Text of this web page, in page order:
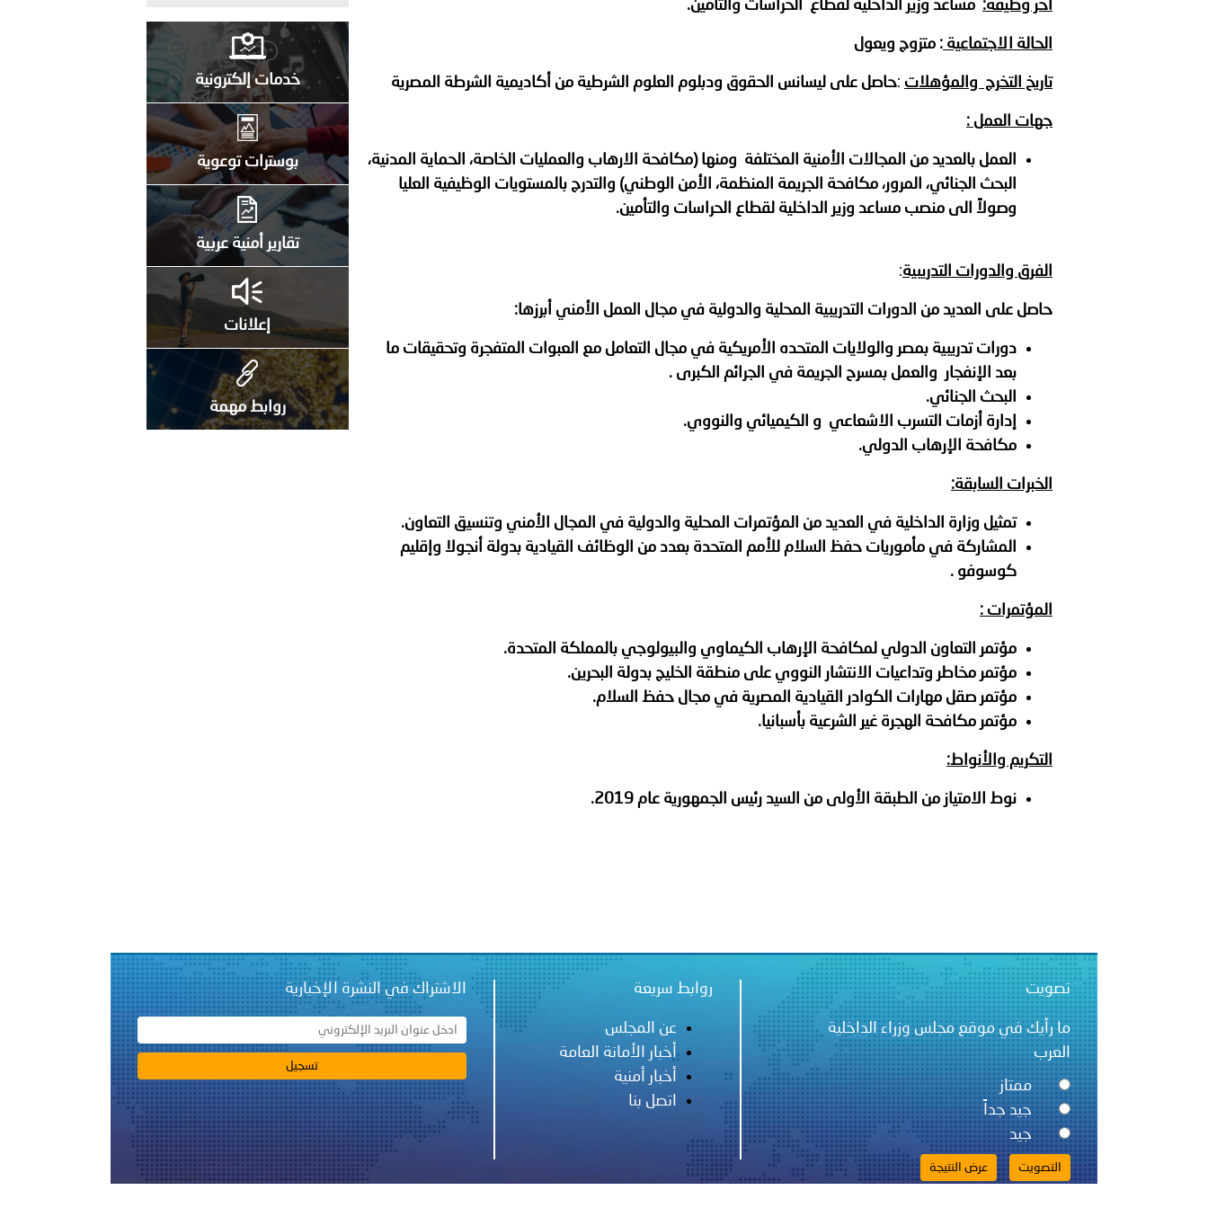
بيان صادر عن الأمانة العامة لمجلس وزراء الداخلية العرب بشأن الاستهداف الإيراني لسفينة إماراتية أخر وظيفة: مساعد وزير الداخلية لقطاع الحراسات والتأمين.
الحالة الاجتماعية : متزوج ويعول
تاريخ التخرج والمؤهلات :حاصل على ليسانس الحقوق ودبلوم العلوم الشرطية من أكاديمية الشرطة المصرية
جهات العمل :
العمل بالعديد من المجالات الأمنية المختلفة ومنها (مكافحة الارهاب والعمليات الخاصة، الحماية المدنية،
البحث الجنائي، المرور، مكافحة الجريمة المنظمة، الأمن الوطني) والتدرج بالمستويات الوظيفية العليا
وصولاً الى منصب مساعد وزير الداخلية لقطاع الحراسات والتأمين.
الفرق والدورات التدريبية:
حاصل على العديد من الدورات التدريبية المحلية والدولية في مجال العمل الأمني أبرزها:
دورات تدريبية بمصر والولايات المتحده الأمريكية في مجال التعامل مع العبوات المتفجرة وتحقيقات ما
بعد الإنفجار والعمل بمسرح الجريمة في الجرائم الكبرى .
البحث الجنائي.
إدارة أزمات التسرب الاشعاعي و الكيميائي والنووي.
مكافحة الإرهاب الدولي.
الخبرات السابقة:
تمثيل وزارة الداخلية في العديد من المؤتمرات المحلية والدولية في المجال الأمني وتنسيق التعاون.
المشاركة في مأموريات حفظ السلام للأمم المتحدة بعدد من الوظائف القيادية بدولة أنجولا وإقليم
كوسوفو .
المؤتمرات :
مؤتمر التعاون الدولي لمكافحة الإرهاب الكيماوي والبيولوجي بالمملكة المتحدة.
مؤتمر مخاطر وتداعيات الانتشار النووي على منطقة الخليج بدولة البحرين.
مؤتمر صقل مهارات الكوادر القيادية المصرية في مجال حفظ السلام.
مؤتمر مكافحة الهجرة غير الشرعية بأسبانيا.
التكريم والأنواط:
نوط الامتياز من الطبقة الأولى من السيد رئيس الجمهورية عام 2019.
خدمات إلكترونية
بوسترات توعوية
تقارير أمنية عربية
إعلانات
روابط مهمة
تصويت
ما رأيك في موقع مجلس وزراء الداخلية
العرب
ممتاز
جيد جداً
جيد
روابط سريعة
عن المجلس
أخبار الأمانة العامة
أخبار أمنية
اتصل بنا
الاشتراك في النشرة الإخبارية